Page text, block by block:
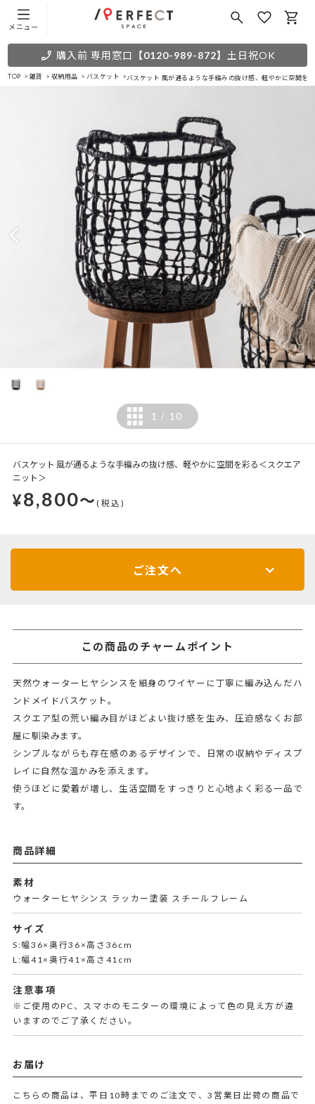
メニュー
購入前 専用窓口 【0120-989-872】 土日祝OK
TOP 雑貨 収納用品 バスケット バスケット 風が通るような手編みの抜け感、軽やかに空間を
1 / 10
バスケット 風が通るような手編みの抜け感、軽やかに空間を彩る＜スクエア
ニット＞
¥8,800～(税込)
ご注文へ
この商品のチャームポイント
天然ウォーターヒヤシンスを細身のワイヤーに丁寧に編み込んだハ
ンドメイドバスケット。
スクエア型の荒い編み目がほどよい抜け感を生み、圧迫感なくお部
屋に馴染みます。
シンプルながらも存在感のあるデザインで、日常の収納やディスプ
レイに自然な温かみを添えます。
使うほどに愛着が増し、生活空間をすっきりと心地よく彩る一品で
す。
商品詳細
素材
ウォーターヒヤシンス ラッカー塗装 スチールフレーム
サイズ
S:幅36×奥行36×高さ36cm
L:幅41×奥行41×高さ41cm
注意事項
※ご使用のPC、スマホのモニターの環境によって色の見え方が違
いますのでご了承ください。
お届け
こちらの商品は、平日10時までのご注文で、3営業日出荷の商品で